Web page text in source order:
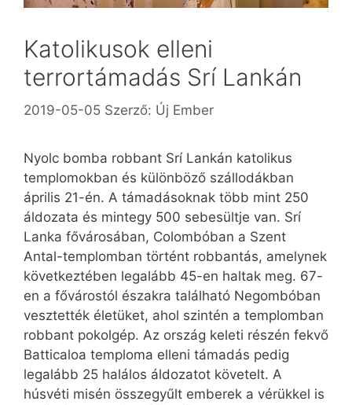
Katolikusok elleni
terrortámadás Srí Lankán
2019-05-05 Szerző: Új Ember
Nyolc bomba robbant Srí Lankán katolikus
templomokban és különböző szállodákban
április 21-én. A támadásoknak több mint 250
áldozata és mintegy 500 sebesültje van. Srí
Lanka fővárosában, Colombóban a Szent
Antal-templomban történt robbantás, amelynek
következtében legalább 45-en haltak meg. 67-
en a fővárostól északra található Negombóban
vesztették életüket, ahol szintén a templomban
robbant pokolgép. Az ország keleti részén fekvő
Batticaloa temploma elleni támadás pedig
legalább 25 halálos áldozatot követelt. A
húsvéti misén összegyűlt emberek a vérükkel is